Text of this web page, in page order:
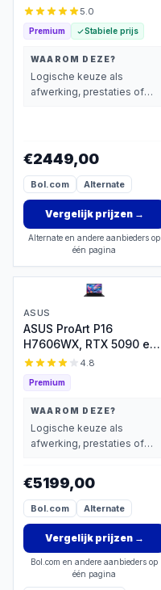
5.0
Premium Stabiele prijs
WAAROM DEZE?
Logische keuze als
afwerking, prestaties of
€2449,00
Bol.com Alternate
Vergelijk prijzen→
Alternate en andere aanbieders op
één pagina
ASUS
ASUS ProArt P16
H7606WX, RTX 5090 en
4K OLED
4.8
Premium
WAAROM DEZE?
Logische keuze als
afwerking, prestaties of
€5199,00
Bol.com Alternate
Vergelijk prijzen→
Bol.com en andere aanbieders op
één pagina